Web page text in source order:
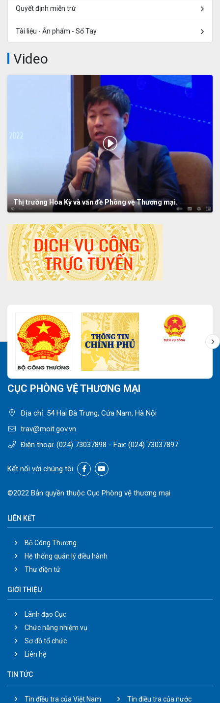
Quyết định miễn trừ
Tài liệu - Ấn phẩm - Sổ Tay
Video
Thị trường Hoa Kỳ và vấn đề Phòng vệ Thương mại.
CỤC PHÒNG VỆ THƯƠNG MẠI
Địa chỉ: 54 Hai Bà Trưng, Cửa Nam, Hà Nội
trav@moit.gov.vn
Điện thoại: (024) 73037898 - Fax: (024) 73037897
Kết nối với chúng tôi
©2022 Bản quyền thuộc Cục Phòng vệ thương mại
LIÊN KẾT
Bộ Công Thương
Hệ thống quản lý điều hành
Thư điện tử
GIỚI THIỆU
Lãnh đạo Cục
Chức năng nhiệm vụ
Sơ đồ tổ chức
Liên hệ
TIN TỨC
Tin điều tra của Việt Nam Tin điều tra của nước